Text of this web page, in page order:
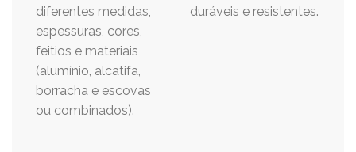
diferentes medidas,
espessuras, cores,
feitios e materiais
(alumínio, alcatifa,
borracha e escovas
ou combinados).
duráveis e resistentes.